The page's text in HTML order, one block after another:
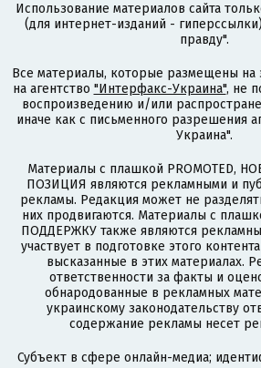
Использование материалов сайта
(для интернет-изданий -
правду".
Все материалы, которые размещены на
на агентство "Интерфакс-Украина", не
воспроизведению и/или
иначе как с письменного разрешения
Украина".
Материалы с плашкой PROMOTED,
ПОЗИЦИЯ являются рекламными и
рекламы. Редакция может не
них продвигаются. Материалы с
ПОДДЕРЖКУ также являются
участвует в подготовке этого
высказанные в этих материалах.
ответственности за факты и
обнародованные в рекламных
украинскому законодательству
содержание рекламы несет
Субъект в сфере онлайн-медиа;